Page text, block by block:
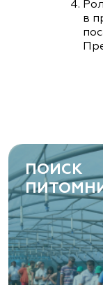
в
ПОИСК